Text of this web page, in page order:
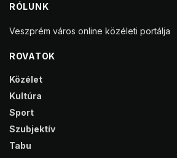
RÓLUNK
Veszprém város online közéleti portálja
ROVATOK
Közélet
Kultúra
Sport
Szubjektív
Tabu